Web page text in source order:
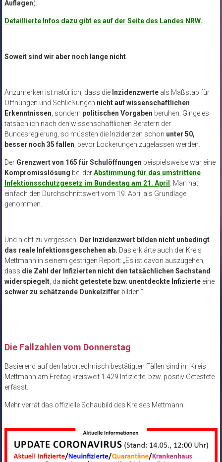
Auflagen).
Detaillierte Infos dazu gibt es auf der Seite des Landes NRW.
Soweit sind wir aber noch lange nicht.
Anzumerken ist natürlich, dass die Inzidenzwerteals Maßstab für
Öffnungen und Schließungen nicht auf wissenschaftlichen
Erkenntnissen , sondern politischen Vorgaben beruhen. Ginge es
tatsächlich nach den wissenschaftlichen Beratern der
Bundesregierung, so müssten die Inzidenzen schon unter 50,
besser noch 35 fallen , bevor Lockerungen zugelassen werden.
Der Grenzwert von 165 für Schulöffnungen beispielsweise war eine
Kompromisslösung bei derAbstimmung für das umstrittene
Infektionsschutzgesetz im Bundestag am 21. April . Man hat
einfach den Durchschnittswert vom 19. April als Grundlage
genommen.
Und nicht zu vergessen: Der Inzidenzwert bilden nicht unbedingt
das reale Infektionsgeschehen ab. Das erklärte auch der Kreis
Mettmann in seinem gestrigen Report: „Es ist davon auszugehen,
dass die Zahl der Infizierten nicht den tatsächlichen Sachstand
widerspiegelt, da nicht getestete bzw. unentdeckte Infizierteeine
schwer zu schätzende Dunkelziffer bilden.“
Die Fallzahlen vom Donnerstag
Basierend auf den labortechnisch bestätigten Fällen sind im Kreis
Mettmann am Freitag kreisweit 1.429 Infizierte, bzw. positiv Getestete
erfasst.
Mehr verrät das offizielle Schaubild des Kreises Mettmann: